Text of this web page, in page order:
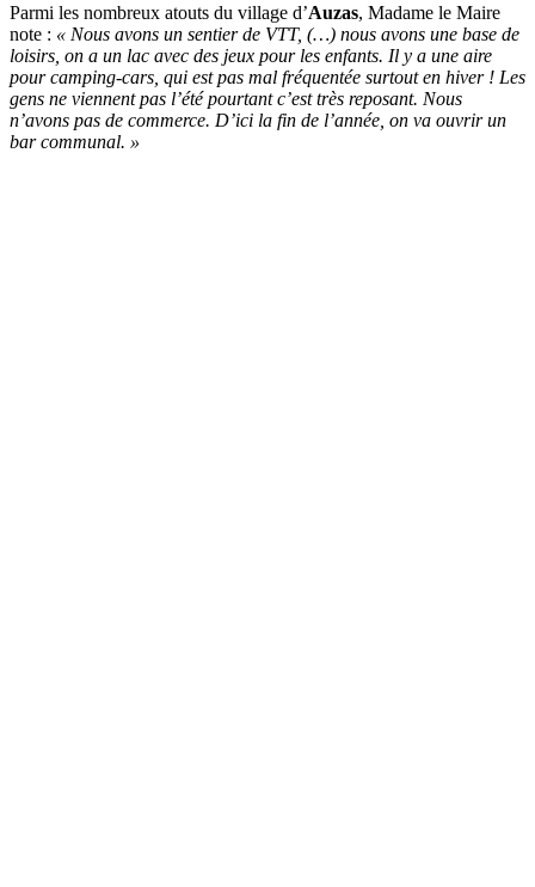
Parmi les nombreux atouts du village d’Auzas, Madame le Maire
note : « Nous avons un sentier de VTT, (…) nous avons une base de
loisirs, on a un lac avec des jeux pour les enfants. Il y a une aire
pour camping-cars, qui est pas mal fréquentée surtout en hiver ! Les
gens ne viennent pas l’été pourtant c’est très reposant. Nous
n’avons pas de commerce. D’ici la fin de l’année, on va ouvrir un
bar communal. »